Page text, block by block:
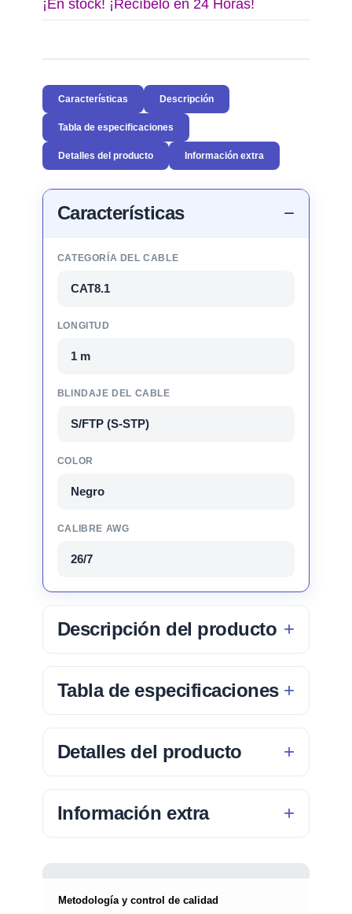
¡En stock! ¡Recíbelo en 24 Horas!
Características Descripción
Tabla de especificaciones
Detalles del producto Información extra
Características
CATEGORÍA DEL CABLE
CAT8.1
LONGITUD
1 m
BLINDAJE DEL CABLE
S/FTP (S-STP)
COLOR
Negro
CALIBRE AWG
26/7
Descripción del producto
Tabla de especificaciones
Detalles del producto
Información extra
Metodología y control de calidad